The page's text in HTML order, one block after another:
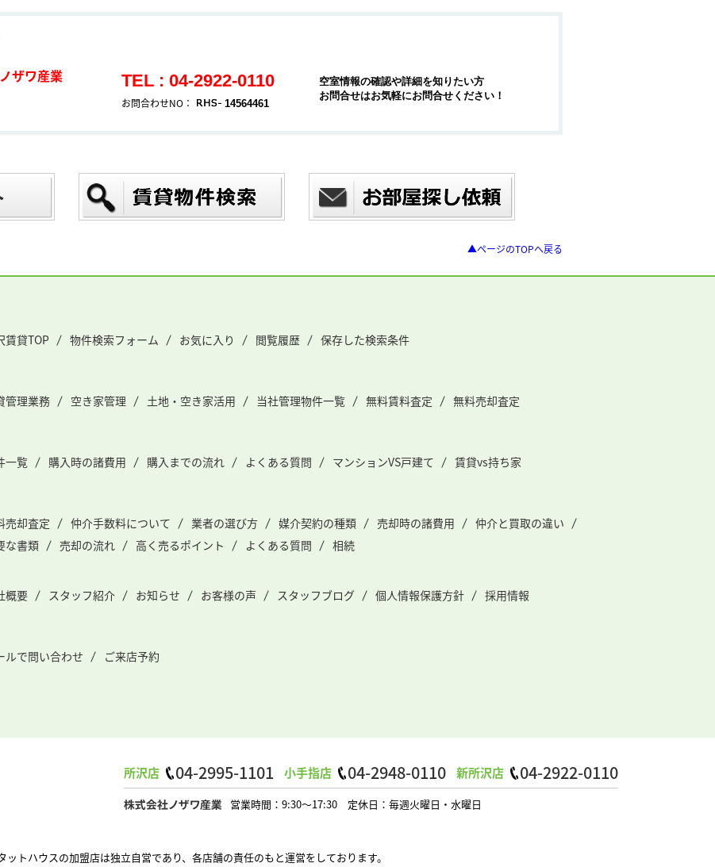
ザワ産業 TEL : 04-2922-0110
お問合わせNO： 14564461
空室情報の確認や詳細を知りたい方
お問合せはお気軽にお問合せください！
▲ページのTOPへ戻る
賃貸TOP 物件検索フォーム お気に入り 閲覧履歴 保存した検索条件
管理業務 空き家管理 土地・空き家活用 当社管理物件一覧 無料賃料査定 無料売却査定
一覧 購入時の諸費用 購入までの流れ よくある質問 マンションVS戸建て 賃貸vs持ち家
売却査定 仲介手数料について 業者の選び方 媒介契約の種類 売却時の諸費用
仲介と買取の違い
な書類
売却の流れ 高く売るポイント よくある質問 相続
概要 スタッフ紹介 お知らせ お客様の声 スタッフブログ 個人情報保護方針 採用情報
ルで問い合わせ ご来店予約
所沢店 04-2995-1101 小手指店 04-2948-0110 新所沢店 04-2922-0110
営業時間：9:30～17:30 定休日：毎週火曜日・水曜日
ットハウスの加盟店は独立自営であり、各店舗の責任のもと運営をしております。